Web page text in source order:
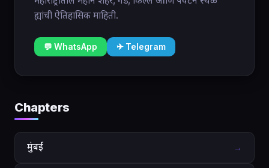
ह्यांची ऐतिहासिक माहिती.
💬 WhatsApp ✈ Telegram
Chapters
मुंबई →